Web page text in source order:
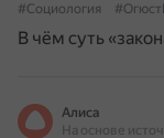
#Социология
В чём суть
Алиса